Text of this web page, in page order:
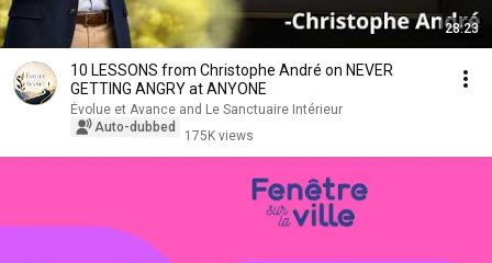
28:23
10 LESSONS from Christophe André on NEVER
GETTING ANGRY at ANYONE
Évolue et Avance and Le Sanctuaire Intérieur
Auto-dubbed
175K views